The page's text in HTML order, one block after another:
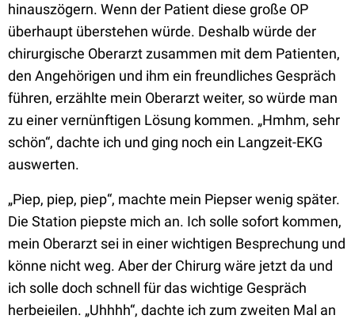
hinauszögern. Wenn der Patient diese große OP
überhaupt überstehen würde. Deshalb würde der
chirurgische Oberarzt zusammen mit dem Patienten,
den Angehörigen und ihm ein freundliches Gespräch
führen, erzählte mein Oberarzt weiter, so würde man
zu einer vernünftigen Lösung kommen. „Hmhm, sehr
schön“, dachte ich und ging noch ein Langzeit-EKG
auswerten.
„Piep, piep, piep“, machte mein Piepser wenig später.
Die Station piepste mich an. Ich solle sofort kommen,
mein Oberarzt sei in einer wichtigen Besprechung und
könne nicht weg. Aber der Chirurg wäre jetzt da und
ich solle doch schnell für das wichtige Gespräch
herbeieilen. „Uhhhh“, dachte ich zum zweiten Mal an